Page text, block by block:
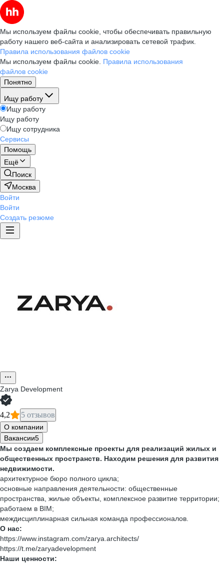
Мы используем файлы cookie, чтобы обеспечивать правильную
работу нашего веб-сайта и анализировать сетевой трафик.
Правила использования файлов cookie
Мы используем файлы cookie. Правила использования
файлов cookie
Понятно
Ищу работу
Ищу работу
Ищу работу
Ищу сотрудника
Сервисы
Помощь
Ещё
Поиск
Москва
Войти
Войти
Создать резюме
Zarya Development
4,2 5 отзывов
О компании
Вакансии5
Мы создаем комплексные проекты для реализаций жилых и
общественных пространств. Находим решения для развития
недвижимости.
архитектурное бюро полного цикла;
основные направления деятельности: общественные
пространства, жилые объекты, комплексное развитие территории;
работаем в BIM;
междисциплинарная сильная команда профессионалов.
О нас:
https://www.instagram.com/zarya.architects/
https://t.me/zaryadevelopment
Наши ценности: